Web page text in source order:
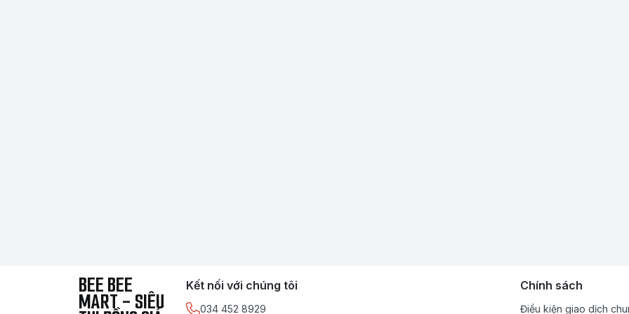
BEE BEE
MART - SIÊU
Kết nối với chúng tôi
034 452 8929
Chính sách
Điều kiện giao dịch